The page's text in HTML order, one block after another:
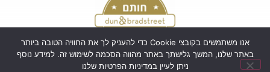
אנו משתמשים בקובצי Cookie כדי להעניק לך את החוויה הטובה ביותר
באתר שלנו, המשך גלישתך באתר מהווה הסכמה לשימוש זה. למידע נוסף
ניתן לעיין במדיניות הפרטיות שלנו